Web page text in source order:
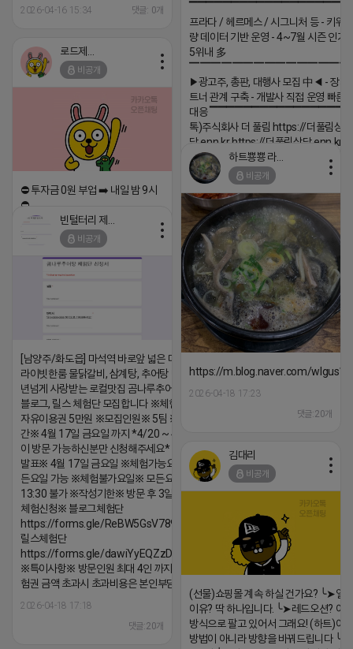
2026-04-16 15:34 댓글: 0개
▔▔▔▔▔▔▔▔▔▔▔▔▔▔▔▔▔▔ ▶
프라다 / 헤르메스 / 시그니처 등 - 키워
량 데이터 기반 운영 - 4~7월 시즌 인기
5위내 多
▶광고주, 총판, 대행사 모집 中◀ - 장기
트너 관계 구축 - 개발사 직접 운영 빠른
대응
톡)주식회사 더 풀림 https://더풀림상
담.enn.kr https://더풀림상담.enn.kr
2026-04-18 17:26
비공개
⛔️ 투자금 0원 부업 ➡️ 내일 밤 9시
⛔️
2026-04-18 17:23
하트뿅뿅 라이언
비공개
https://m.blog.naver.com/
2026-04-18 17:23
댓글:20개
비공개
[남양주/화도읍] 마석역 바로앞 넓은 매장과, 프
라이빗한룸 물닭갈비, 삼계탕, 추어탕 맛집 10
년넘게 사랑받는 로컬맛집 곰나루추어탕에서
블로그, 릴스 체험단 모집합니다 ※체험메뉴※
자유이용권 5만원 ※모집인원※ 5팀 ※모집기
간※ 4월 17일 금요일 까지 *4/20 ~ 4/26 사
이 방문 가능하신분만 신청해주세요* ※체험단
발표※ 4월 17일 금요일 ※체험가능요일※ 모
든요일 가능 ※체험불가요일※ 모든요일 12 ~
13:30 불가 ※작성기한※ 방문 후 3일 이내 ※
체험신청※ 블로그체험단
https://forms.gle/ReBW5GsV789ur2Pz6
릴스체험단
https://forms.gle/dawiYyEQZzDdqf8W8
※특이사항※ 방문인원 최대 4인 까지 가능 체
험권 금액 초과시 초과비용은 본인부담입니다.
2026-04-18 17:18
댓글:20개
김대리
비공개
(선물)쇼핑몰 계속 하실 건가요? ╰➤열
이유? 딱 하나입니다. ╰➤레드오션? 아
방식으로 팔고 있어서 그래요! (하트)이
방법이 아니라 방향을 바꿔드립니다